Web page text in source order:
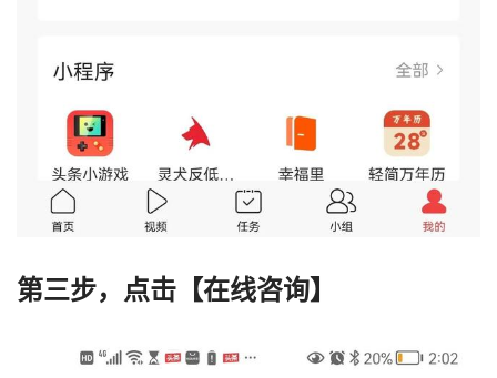
第三步，点击【在线咨询】